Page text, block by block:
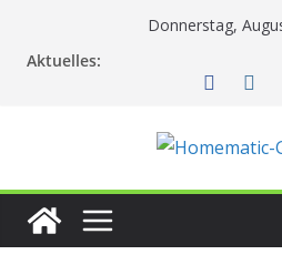
Donnerstag,
Aktuelles: